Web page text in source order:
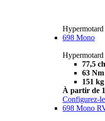
Hypermotard
698 Mono
77,5 ch
63 Nm
151 kg
À partir de
Configurez-le
698 Mono